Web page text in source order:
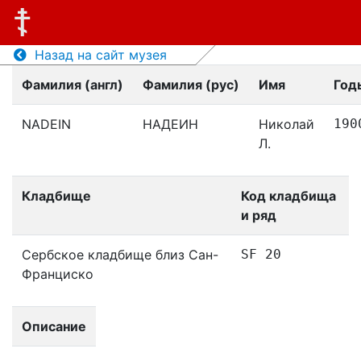
Назад на сайт музея
Фамилия (англ)
Фамилия (рус) Имя
NADEIN НАДЕИН
Николай
Л.
Кладбище
Код кладбища
и ряд
Сербское кладбище близ Сан-
Франциско
SF 20
Описание